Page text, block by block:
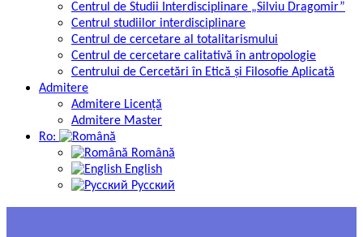
Centrul de Studii Interdisciplinare „Silviu Dragomir”
Centrul studiilor interdisciplinare
Centrul de cercetare al totalitarismului
Centrul de cercetare calitativă în antropologie
Centrului de Cercetări în Etică și Filosofie Aplicată
Admitere
Admitere Licență
Admitere Master
Ro:
Română
English
Русский